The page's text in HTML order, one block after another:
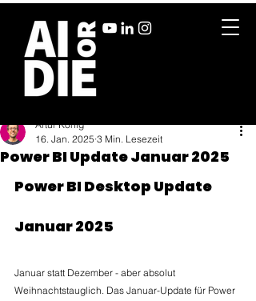
Power BI Update Januar 2025
Artur König
16. Jan. 2025 3 Min. Lesezeit
Power BI Desktop Update
Januar 2025
Januar statt Dezember - aber absolut
Weihnachtstauglich. Das Januar-Update für Power